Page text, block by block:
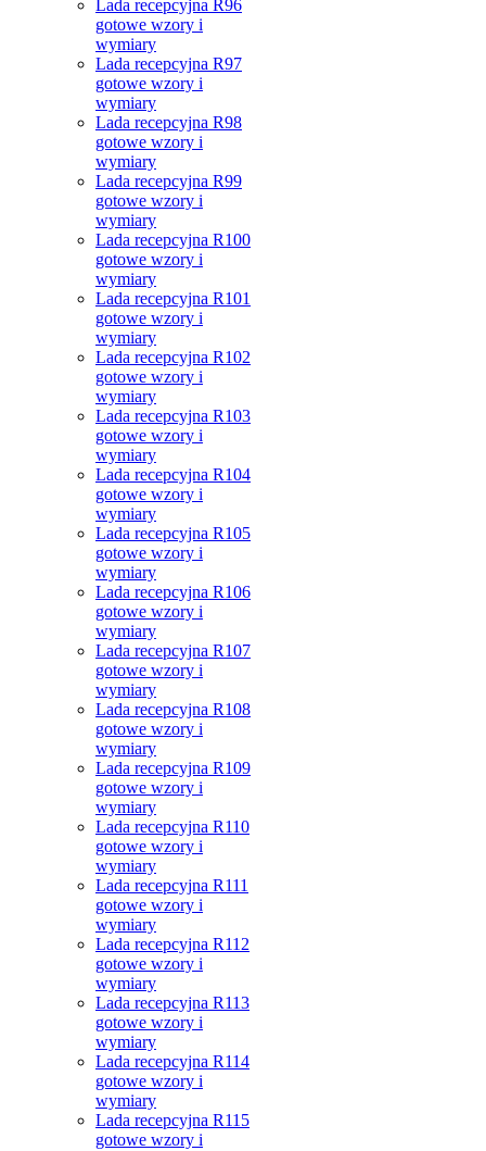
Lada recepcyjna R96
gotowe wzory i
wymiary
Lada recepcyjna R97
gotowe wzory i
wymiary
Lada recepcyjna R98
gotowe wzory i
wymiary
Lada recepcyjna R99
gotowe wzory i
wymiary
Lada recepcyjna R100
gotowe wzory i
wymiary
Lada recepcyjna R101
gotowe wzory i
wymiary
Lada recepcyjna R102
gotowe wzory i
wymiary
Lada recepcyjna R103
gotowe wzory i
wymiary
Lada recepcyjna R104
gotowe wzory i
wymiary
Lada recepcyjna R105
gotowe wzory i
wymiary
Lada recepcyjna R106
gotowe wzory i
wymiary
Lada recepcyjna R107
gotowe wzory i
wymiary
Lada recepcyjna R108
gotowe wzory i
wymiary
Lada recepcyjna R109
gotowe wzory i
wymiary
Lada recepcyjna R110
gotowe wzory i
wymiary
Lada recepcyjna R111
gotowe wzory i
wymiary
Lada recepcyjna R112
gotowe wzory i
wymiary
Lada recepcyjna R113
gotowe wzory i
wymiary
Lada recepcyjna R114
gotowe wzory i
wymiary
Lada recepcyjna R115
gotowe wzory i